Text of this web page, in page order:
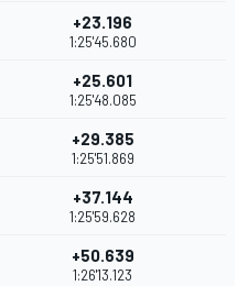
+23.196
1:25'45.680
+25.601
1:25'48.085
+29.385
1:25'51.869
+37.144
1:25'59.628
+50.639
1:26'13.123